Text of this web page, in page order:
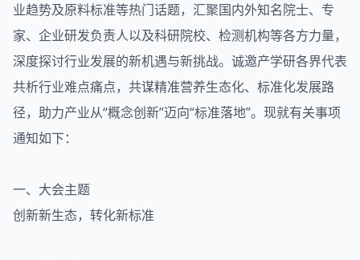
业趋势及原料标准等热门话题，汇聚国内外知名院士、专
家、企业研发负责人以及科研院校、检测机构等各方力量，
深度探讨行业发展的新机遇与新挑战。诚邀产学研各界代表
共析行业难点痛点，共谋精准营养生态化、标准化发展路
径，助力产业从“概念创新”迈向“标准落地”。现就有关事项
通知如下：
一、大会主题
创新新生态，转化新标准